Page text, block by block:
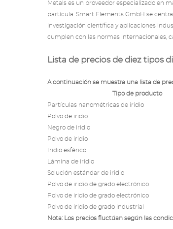
Metals es un proveedor especializado en
partícula. Smart Elements GmbH se
investigación científica y aplicaciones
cumplen con las normas internacionales,
Lista de precios de diez tipos
A continuación se muestra una lista de
Tipo de producto
Partículas nanométricas de iridio
Polvo de iridio
Negro de iridio
Polvo de iridio
Iridio esférico
Lámina de iridio
Solución estándar de iridio
Polvo de iridio de grado electrónico
Polvo de iridio de grado electrónico
Polvo de iridio de grado industrial
Nota: Los precios fluctúan según las